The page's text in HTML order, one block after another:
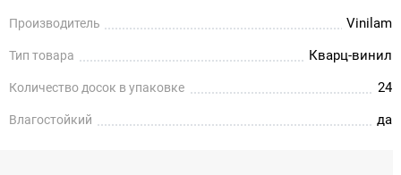
Производитель Vinilam
Тип товара Кварц-винил
Количество досок в упаковке 24
Влагостойкий да